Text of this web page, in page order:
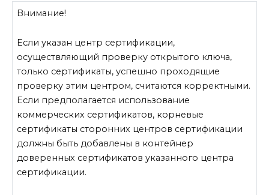
Внимание!
Если указан центр сертификации,
осуществляющий проверку открытого ключа,
только сертификаты, успешно проходящие
проверку этим центром, считаются корректными.
Если предполагается использование
коммерческих сертификатов, корневые
сертификаты сторонних центров сертификации
должны быть добавлены в контейнер
доверенных сертификатов указанного центра
сертификации.